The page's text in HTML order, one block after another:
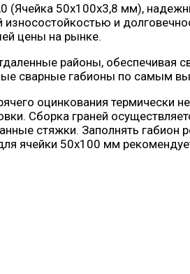
(Ячейка 50х100х3,8 мм),
и
цены на рынке.
районы, обеспечивая
сварные габионы по самым
оцинкования термически
Сборка граней
стяжки. Заполнять
ячейки 50х100 мм